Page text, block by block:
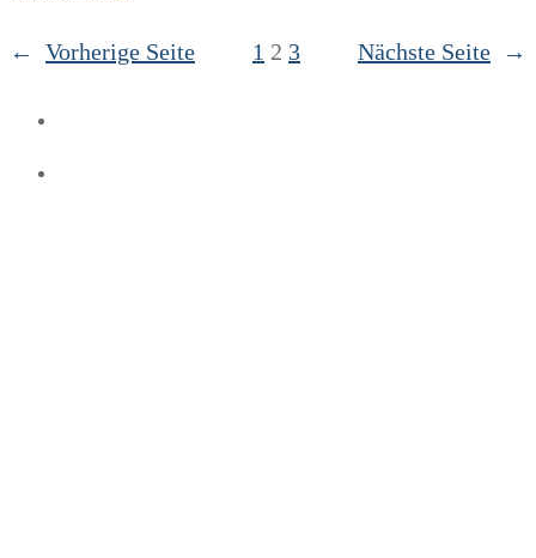
← Vorherige Seite 1 2 3 Nächste Seite →